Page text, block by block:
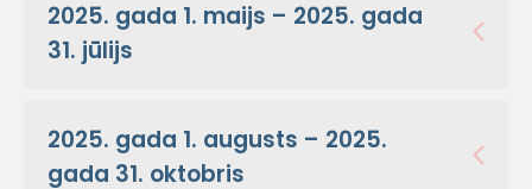
2025. gada 1. maijs – 2025. gada
31. jūlijs
2025. gada 1. augusts – 2025.
gada 31. oktobris